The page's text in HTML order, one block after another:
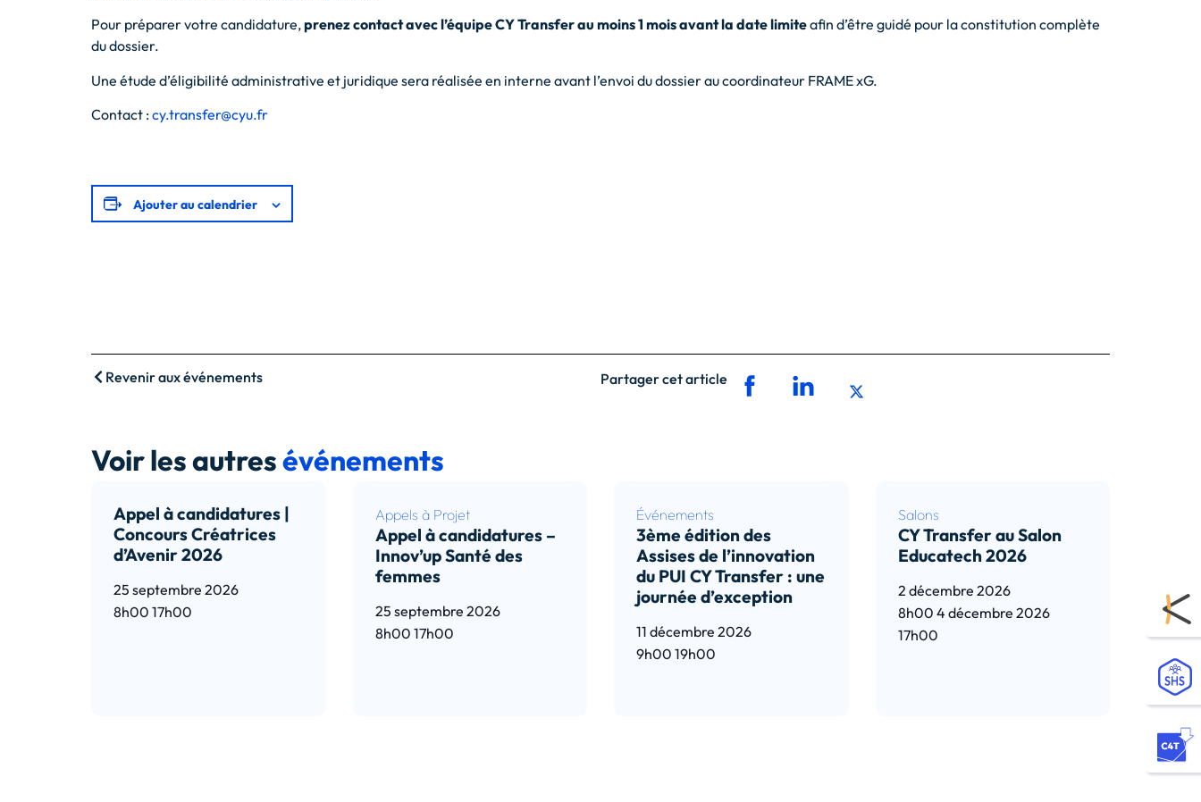
Pour préparer votre candidature,prenez contact avec l’équipe CY Transfer au moins 1 mois avant la date limiteafin d’être guidé pour la constitution complète
du dossier.
Une étude d’éligibilité administrative et juridique sera réalisée en interne avant l’envoi du dossier au coordinateur FRAME xG.
Contact :cy.transfer@cyu.fr
Ajouter au calendrier
Revenir aux événements Partager cet article
Voir les autresévénements
Appel à candidatures |
Concours Créatrices
d’Avenir 2026
25 septembre 2026
8h00 17h00
Appels à Projet
Appel à candidatures –
Innov’up Santé des
femmes
25 septembre 2026
8h00 17h00
Événements
3ème édition des
Assises de l’innovation
du PUI CY Transfer : une
journée d’exception
11 décembre 2026
9h00 19h00
Salons
CY Transfer au Salon
Educatech 2026
2 décembre 2026
8h00 4 décembre 2026
17h00